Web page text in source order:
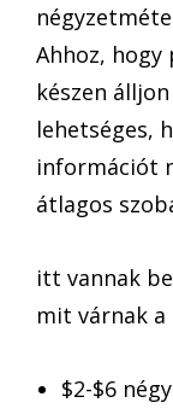
Ahhoz,
készen
lehetséges,
információt
átlagos
itt vannak
mit várnak
$2-$6